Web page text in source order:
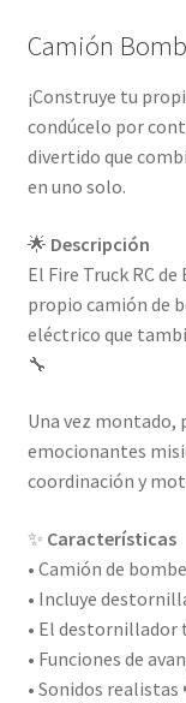
Camión
¡Construye tu
condúcelo por
divertido que
en uno solo.
🌟 Descripción
El Fire Truck RC de
propio camión de
eléctrico que
🔧
Una vez montado,
emocionantes
coordinación y
✨ Características
• Camión de
• Incluye
• El destornillador
• Funciones de
• Sonidos realistas